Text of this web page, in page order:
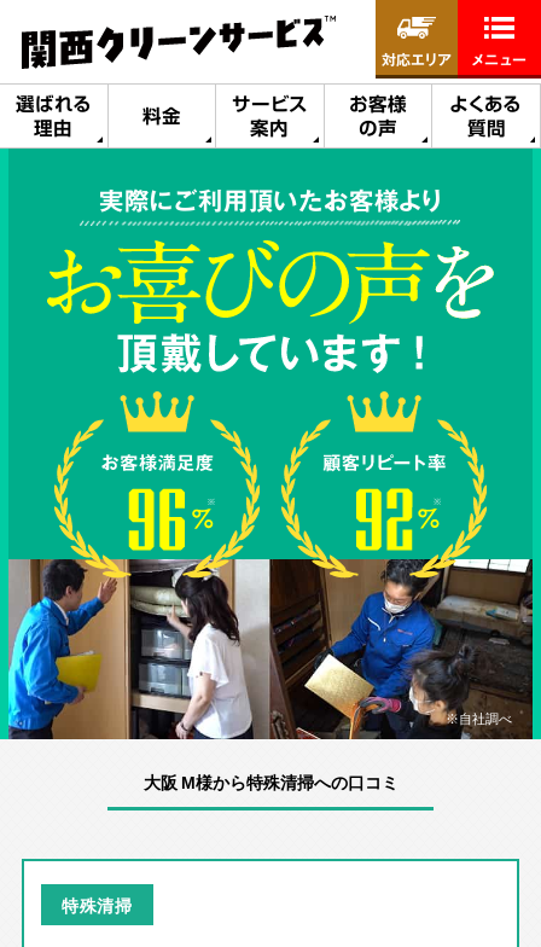
選ばれる
理由
料金
サービス
案内
お客様
の声
よくある
質問
対応エリア メニュー
実際にご利用頂いたお客様より
※自社調べ
大阪 M様から特殊清掃への口コミ
特殊清掃